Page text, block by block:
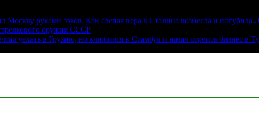
руками зэков. Как слепая вера в Сталина вознесла и погубила
оружия СССР
уехать в Грузию, но влюбился в Стамбул и начал строить бизнес в